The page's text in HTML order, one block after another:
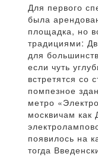
Для первого
была
площадка, но
традициями:
для
если чуть
встретятся со
помпезное
метро
москвичам как
появилось на
тогда